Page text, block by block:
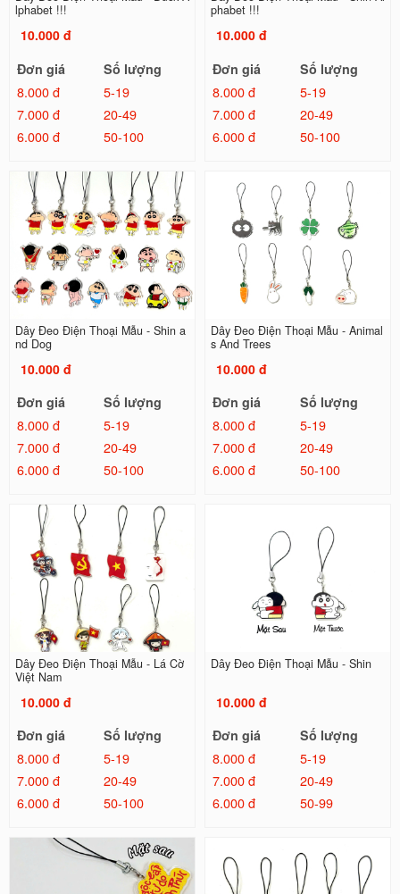
lphabet !!!
10.000 đ
Đơn giá
Số lượng
8.000 đ
5-19
7.000 đ
20-49
6.000 đ
50-100
phabet !!!
10.000 đ
Đơn giá
Số lượng
8.000 đ
5-19
7.000 đ
20-49
6.000 đ
50-100
Dây Đeo Điện Thoại Mẫu - Shin a
nd Dog
10.000 đ
Đơn giá
Số lượng
8.000 đ
5-19
7.000 đ
20-49
6.000 đ
50-100
Dây Đeo Điện Thoại Mẫu - Animal
s And Trees
10.000 đ
Đơn giá
Số lượng
8.000 đ
5-19
7.000 đ
20-49
6.000 đ
50-100
Dây Đeo Điện Thoại Mẫu - Lá Cờ
Việt Nam
10.000 đ
Đơn giá
Số lượng
8.000 đ
5-19
7.000 đ
20-49
6.000 đ
50-100
Dây Đeo Điện Thoại Mẫu - Shin
10.000 đ
Đơn giá
Số lượng
8.000 đ
5-19
7.000 đ
20-49
6.000 đ
50-99